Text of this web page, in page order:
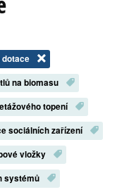
na biomasu
topení
sociálních zařízení
vložky
systémů